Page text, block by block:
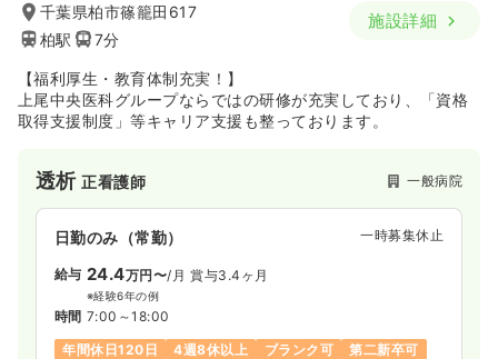
千葉県柏市篠籠田617
柏駅
7分
施設詳細
【福利厚生・教育体制充実！】
上尾中央医科グループならではの研修が充実しており、「資格
取得支援制度」等キャリア支援も整っております。
透析正看護師 一般病院
日勤のみ（常勤） 一時募集休止
給与 24.4万円〜/月 賞与3.4ヶ月
※経験6年の例
時間 7:00～18:00
年間休日120日
4週8休以上 ブランク可
第二新卒可